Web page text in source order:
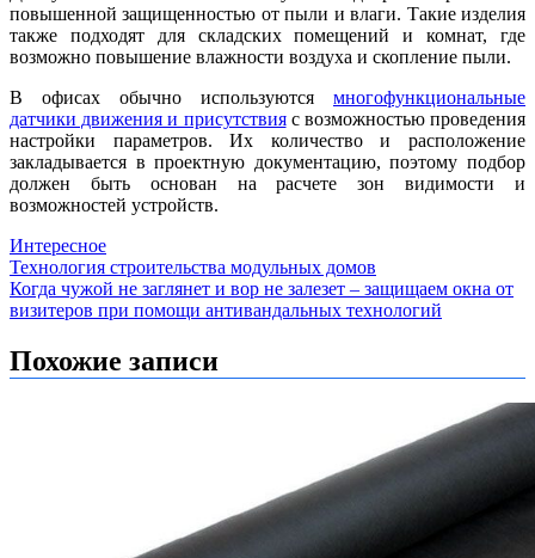
повышенной защищенностью от пыли и влаги. Такие изделия
также подходят для складских помещений и комнат, где
возможно повышение влажности воздуха и скопление пыли.
В офисах обычно используются многофункциональные
датчики движения и присутствияс возможностью проведения
настройки параметров. Их количество и расположение
закладывается в проектную документацию, поэтому подбор
должен быть основан на расчете зон видимости и
возможностей устройств.
Интересное
Навигация
по
Технология строительства модульных домов
Когда чужой не заглянет и вор не залезет – защищаем окна от
визитеров при помощи антивандальных технологий
Похожие записи